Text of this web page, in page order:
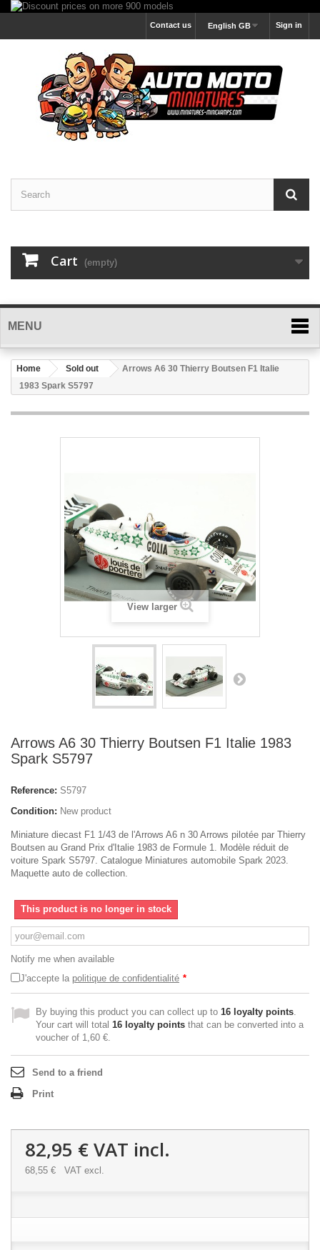
Sign in
English GB
Contact us
Cart (empty)
MENU
Home Sold out
Arrows A6 30 Thierry Boutsen F1 Italie
1983 Spark S5797
View larger
Arrows A6 30 Thierry Boutsen F1 Italie 1983
Spark S5797
Reference: S5797
Condition: New product
Miniature diecast F1 1/43 de l'Arrows A6 n 30 Arrows pilotée par Thierry
Boutsen au Grand Prix d'Italie 1983 de Formule 1. Modèle réduit de
voiture Spark S5797. Catalogue Miniatures automobile Spark 2023.
Maquette auto de collection.
This product is no longer in stock
Notify me when available
J'accepte la politique de confidentialité *
By buying this product you can collect up to 16 loyalty points.
Your cart will total 16 loyalty points that can be converted into a
voucher of 1,60 €.
Send to a friend
Print
82,95 €VAT incl.
68,55 € VAT excl.